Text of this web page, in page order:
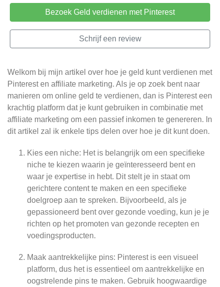
Bezoek Geld verdienen met Pinterest
Schrijf een review
Welkom bij mijn artikel over hoe je geld kunt verdienen met
Pinterest en affiliate marketing. Als je op zoek bent naar
manieren om online geld te verdienen, dan is Pinterest een
krachtig platform dat je kunt gebruiken in combinatie met
affiliate marketing om een passief inkomen te genereren. In
dit artikel zal ik enkele tips delen over hoe je dit kunt doen.
Kies een niche: Het is belangrijk om een specifieke
niche te kiezen waarin je geïnteresseerd bent en
waar je expertise in hebt. Dit stelt je in staat om
gerichtere content te maken en een specifieke
doelgroep aan te spreken. Bijvoorbeeld, als je
gepassioneerd bent over gezonde voeding, kun je je
richten op het promoten van gezonde recepten en
voedingsproducten.
Maak aantrekkelijke pins: Pinterest is een visueel
platform, dus het is essentieel om aantrekkelijke en
oogstrelende pins te maken. Gebruik hoogwaardige